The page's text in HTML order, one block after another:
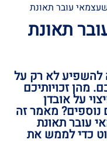
עובר תאונת
תאונת
להשפיע לא רק על
מהן זכויותיכם
על אובדן
נוספים? מאמר זה
עובר תאונת
כדי לממש את